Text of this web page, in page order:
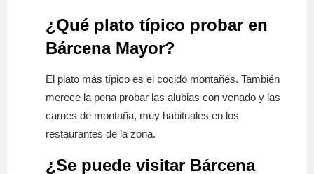
¿Qué plato típico probar en
Bárcena Mayor?
El plato más típico es el cocido montañés. También
merece la pena probar las alubias con venado y las
carnes de montaña, muy habituales en los
restaurantes de la zona.
¿Se puede visitar Bárcena